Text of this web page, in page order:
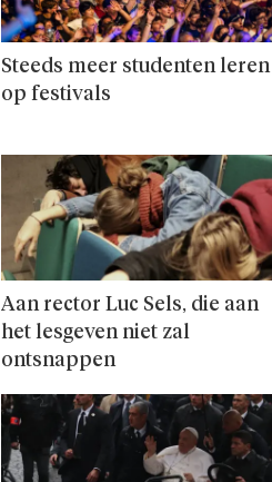
Steeds meer studenten leren
op festivals
Aan rector Luc Sels, die aan
het lesgeven niet zal
ontsnappen